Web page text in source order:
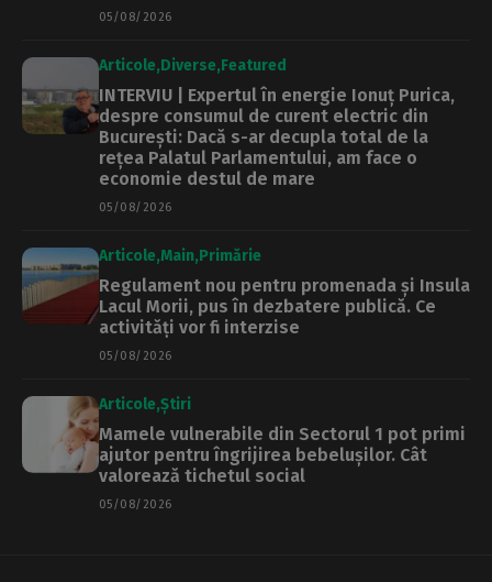
05/08/2026
Articole Diverse Featured
INTERVIU | Expertul în energie Ionuț Purica,
despre consumul de curent electric din
București: Dacă s-ar decupla total de la
rețea Palatul Parlamentului, am face o
economie destul de mare
05/08/2026
Articole Main Primărie
Regulament nou pentru promenada și Insula
Lacul Morii, pus în dezbatere publică. Ce
activități vor fi interzise
05/08/2026
Articole Știri
Mamele vulnerabile din Sectorul 1 pot primi
ajutor pentru îngrijirea bebelușilor. Cât
valorează tichetul social
05/08/2026